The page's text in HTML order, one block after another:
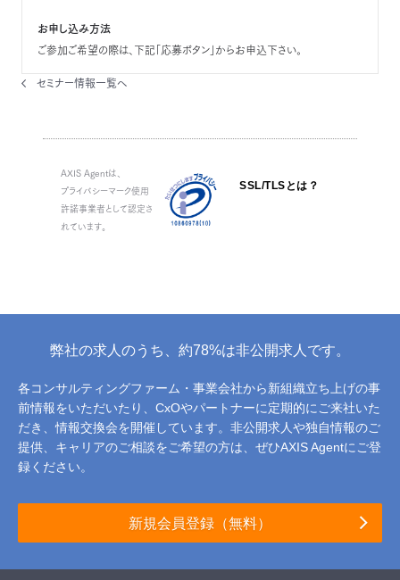
お申し込み方法
ご参加ご希望の際は、下記「応募ボタン」からお申込下さい。
セミナー情報一覧へ
AXIS Agentは、
プライバシーマーク使用
許諾事業者として認定さ
れています。
SSL/TLSとは？
弊社の求人のうち、約78%は非公開求人です。
各コンサルティングファーム・事業会社から新組織立ち上げの事
前情報をいただいたり、 CxOやパートナーに定期的にご来社いた
だき、情報交換会を開催しています。 非公開求人や独自情報のご
提供、キャリアのご相談をご希望の方は、ぜひAXIS Agentにご登
録ください。
新規会員登録（無料）